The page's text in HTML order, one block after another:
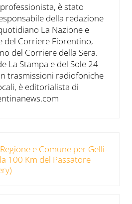
è stato
della redazione
La Nazione e
del Corriere Fiorentino,
del Corriere della Sera.
La Stampa e del Sole 24
trasmissioni radiofoniche
è editorialista di
e Comune per Gelli-
100 Km del Passatore